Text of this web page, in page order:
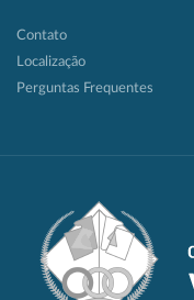
Contato
Localização
Perguntas Frequentes